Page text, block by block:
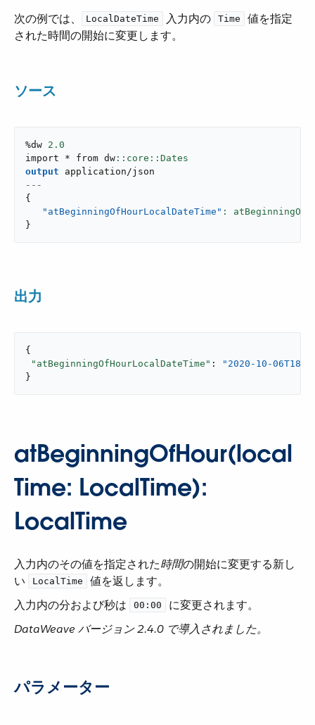
次の例では、​ LocalDateTime ​ 入力内の ​ Time
​ 値を指定
された時間の開始に変更します。
ソース
%dw 2.0
import * from dw
output
application/json
---
{
"atBeginningOfHourLocalDateTime" :
}
出力
{
"atBeginningOfHourLocalDateTime" :
"2020-10-
}
atBeginningOfHour(local
Time: LocalTime):
LocalTime
入力内のその値を指定された​時間​の開始に変更する新し
い ​
LocalTime
​ 値を返します。
入力内の分および秒は ​
00:00
​ に変更されます。
DataWeave バージョン 2.4.0 で導入されました。
パラメーター